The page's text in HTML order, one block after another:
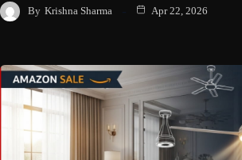
By Krishna Sharma Apr 22, 2026